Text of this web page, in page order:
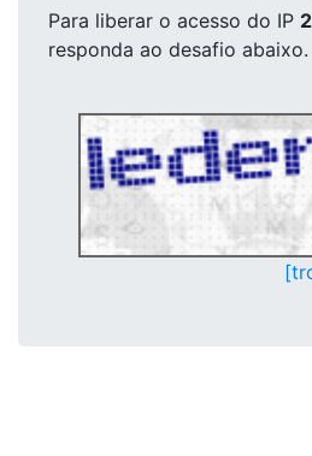
Para liberar o acesso do IP
responda ao desafio abaixo.